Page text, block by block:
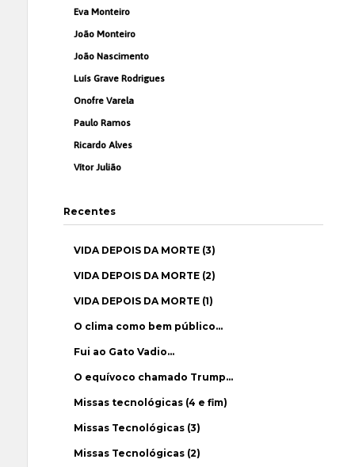
Eva Monteiro
João Monteiro
João Nascimento
Luís Grave Rodrigues
Onofre Varela
Paulo Ramos
Ricardo Alves
Vítor Julião
Recentes
VIDA DEPOIS DA MORTE (3)
VIDA DEPOIS DA MORTE (2)
VIDA DEPOIS DA MORTE (1)
O clima como bem público…
Fui ao Gato Vadio…
O equívoco chamado Trump…
Missas tecnológicas (4 e fim)
Missas Tecnológicas (3)
Missas Tecnológicas (2)